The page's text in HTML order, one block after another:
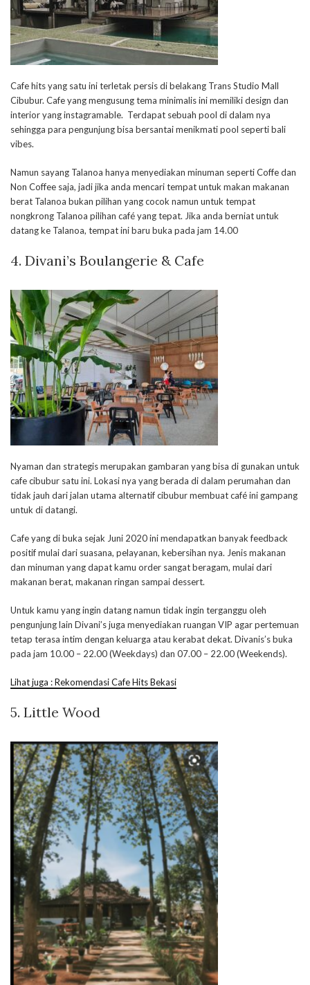
Cafe hits yang satu ini terletak persis di belakang Trans Studio Mall
Cibubur. Cafe yang mengusung tema minimalis ini memiliki design dan
interior yang instagramable. Terdapat sebuah pool di dalam nya
sehingga para pengunjung bisa bersantai menikmati pool seperti bali
vibes.
Namun sayang Talanoa hanya menyediakan minuman seperti Coffe dan
Non Coffee saja, jadi jika anda mencari tempat untuk makan makanan
berat Talanoa bukan pilihan yang cocok namun untuk tempat
nongkrong Talanoa pilihan café yang tepat. Jika anda berniat untuk
datang ke Talanoa, tempat ini baru buka pada jam 14.00
4. Divani’s Boulangerie & Cafe
Nyaman dan strategis merupakan gambaran yang bisa di gunakan untuk
cafe cibubur satu ini. Lokasi nya yang berada di dalam perumahan dan
tidak jauh dari jalan utama alternatif cibubur membuat café ini gampang
untuk di datangi.
Cafe yang di buka sejak Juni 2020 ini mendapatkan banyak feedback
positif mulai dari suasana, pelayanan, kebersihan nya. Jenis makanan
dan minuman yang dapat kamu order sangat beragam, mulai dari
makanan berat, makanan ringan sampai dessert.
Untuk kamu yang ingin datang namun tidak ingin terganggu oleh
pengunjung lain Divani’s juga menyediakan ruangan VIP agar pertemuan
tetap terasa intim dengan keluarga atau kerabat dekat. Divanis’s buka
pada jam 10.00 – 22.00 (Weekdays) dan 07.00 – 22.00 (Weekends).
Lihat juga : Rekomendasi Cafe Hits Bekasi
5. Little Wood